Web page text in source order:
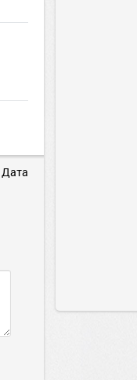
Дата